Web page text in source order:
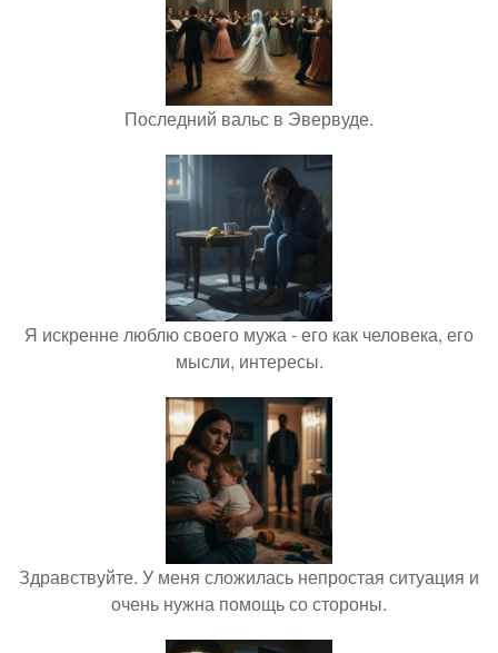
Последний вальс в Эвервуде.
Я искренне люблю своего мужа - его как человека, его
мысли, интересы.
Здравствуйте. У меня сложилась непростая ситуация и
очень нужна помощь со стороны.